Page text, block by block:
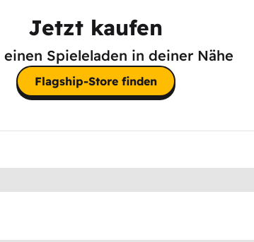
Jetzt kaufen
einen Spieleladen in deiner Nähe
Flagship-Store finden